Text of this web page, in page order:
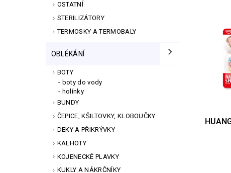
OSTATNÍ
STERILIZÁTORY
TERMOSKY A TERMOBALY
OBLÉKÁNÍ
BOTY
boty do vody
holínky
BUNDY
ČEPICE, KŠILTOVKY, KLOBOUČKY
DEKY A PŘIKRÝVKY
KALHOTY
KOJENECKÉ PLAVKY
KUKLY A NÁKRČNÍKY